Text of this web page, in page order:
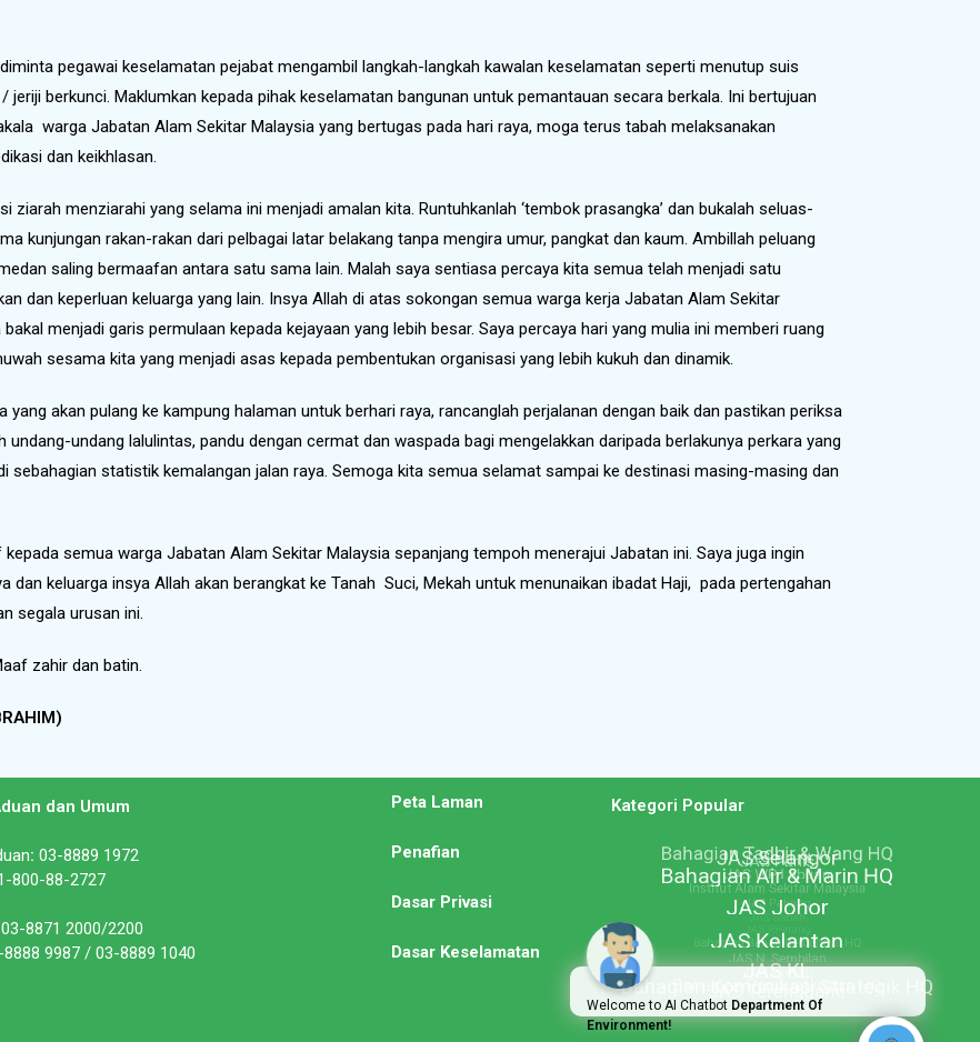
pegawai keselamatan pejabat mengambil langkah-langkah kawalan keselamatan seperti menutup suis
berkunci. Maklumkan kepada pihak keselamatan bangunan untuk pemantauan secara berkala. Ini bertujuan
warga Jabatan Alam Sekitar Malaysia yang bertugas pada hari raya, moga terus tabah melaksanakan
dan keikhlasan.
ziarah menziarahi yang selama ini menjadi amalan kita. Runtuhkanlah ‘tembok prasangka’ dan bukalah seluas-
kunjungan rakan-rakan dari pelbagai latar belakang tanpa mengira umur, pangkat dan kaum. Ambillah peluang
saling bermaafan antara satu sama lain. Malah saya sentiasa percaya kita semua telah menjadi satu
dan keperluan keluarga yang lain. Insya Allah di atas sokongan semua warga kerja Jabatan Alam Sekitar
menjadi garis permulaan kepada kejayaan yang lebih besar. Saya percaya hari yang mulia ini memberi ruang
sesama kita yang menjadi asas kepada pembentukan organisasi yang lebih kukuh dan dinamik.
akan pulang ke kampung halaman untuk berhari raya, rancanglah perjalanan dengan baik dan pastikan periksa
undang-undang lalulintas, pandu dengan cermat dan waspada bagi mengelakkan daripada berlakunya perkara yang
sebahagian statistik kemalangan jalan raya. Semoga kita semua selamat sampai ke destinasi masing-masing dan
semua warga Jabatan Alam Sekitar Malaysia sepanjang tempoh menerajui Jabatan ini. Saya juga ingin
keluarga insya Allah akan berangkat ke Tanah Suci, Mekah untuk menunaikan ibadat Haji, pada pertengahan
segala urusan ini.
zahir dan batin.
dan Umum
: 03-8889 1972
800-88-2727
03-8871 2000/2200
8888 9987 / 03-8889 1040
Peta Laman
Penafian
Dasar Privasi
Dasar Keselamatan
Kategori Popular
Welcome to AI Chatbot Department Of
Environment!